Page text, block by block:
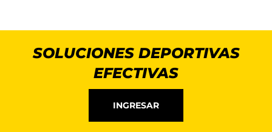
SOLUCIONES DEPORTIVAS
EFECTIVAS
INGRESAR